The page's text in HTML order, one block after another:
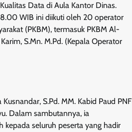
Data di Aula Kantor Dinas.
WIB ini diikuti oleh 20 operator
(PKBM), termasuk PKBM Al-
S.Mn. M.Pd. (Kepala Operator
S.Pd. MM. Kabid Paud PNF
Dalam sambutannya, ia
kepada seluruh peserta yang hadir